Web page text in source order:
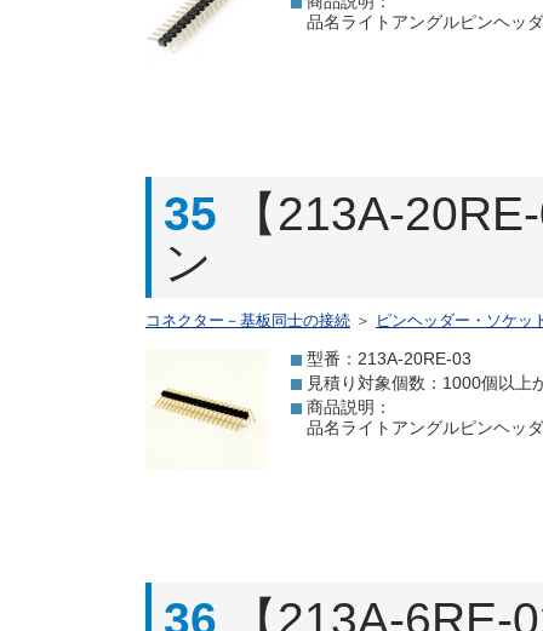
品名ライトアングルピンヘッ
35
【213A-
ン
コネクター－基板同士の接続 ＞ ピンヘッダー・ソケッ
型番：213A-20RE-03
見積り対象個数：1000個以上
商品説明：
品名ライトアングルピンヘッ
36
【213A-